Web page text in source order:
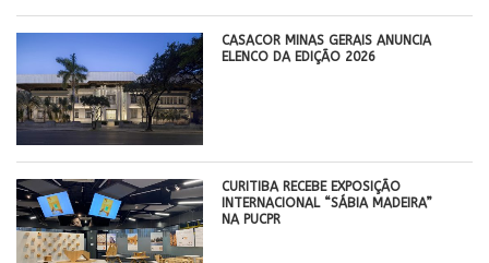
CASACOR MINAS GERAIS ANUNCIA
ELENCO DA EDIÇÃO 2026
CURITIBA RECEBE EXPOSIÇÃO
INTERNACIONAL “SÁBIA MADEIRA”
NA PUCPR